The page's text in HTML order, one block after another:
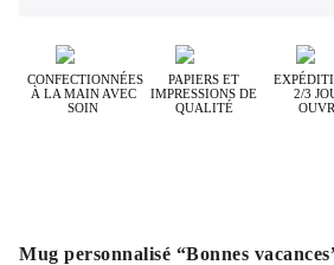
CONFECTIONNÉES
À LA MAIN AVEC
SOIN
PAPIERS ET
IMPRESSIONS DE
QUALITÉ
2/3
Mug personnalisé “Bonnes